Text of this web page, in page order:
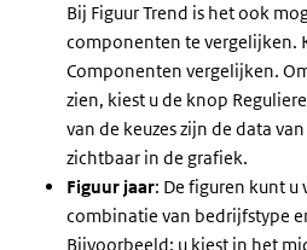
Bij Figuur Trend is het ook
componenten te vergelijken.
Componenten vergelijken.
zien, kiest u de knop
van de keuzes zijn de data
zichtbaar in de grafiek.
Figuur jaar: De figuren kunt u
combinatie van bedrijfstype
Bijvoorbeeld: u kiest in het